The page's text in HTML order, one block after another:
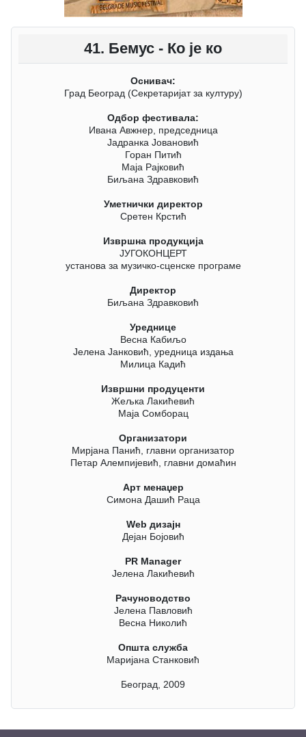
41. Бемус - Ко је ко
Оснивач:
Град Београд (Секретаријат за културу)
Одбор фестивала:
Ивана Авжнер, председница
Јадранка Јовановић
Горан Питић
Маја Рајковић
Биљана Здравковић
Уметнички директор
Сретен Крстић
Извршна продукција
ЈУГОКОНЦЕРТ
установа за музичко-сценске програме
Директор
Биљана Здравковић
Уреднице
Весна Кабиљо
Јелена Јанковић, уредница издања
Милица Кадић
Извршни продуценти
Жељка Лакићевић
Маја Сомборац
Организатори
Мирјана Панић, главни организатор
Петар Алемпијевић, главни домаћин
Арт менаџер
Симона Дашић Раца
Wеb дизајн
Дејан Бојовић
PR Manager
Јелена Лакићевић
Рачуноводство
Јелена Павловић
Весна Николић
Општа служба
Маријана Станковић
Београд, 2009